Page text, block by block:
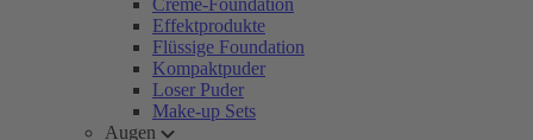
Creme-Foundation
Effektprodukte
Flüssige Foundation
Kompaktpuder
Loser Puder
Make-up Sets
Augen